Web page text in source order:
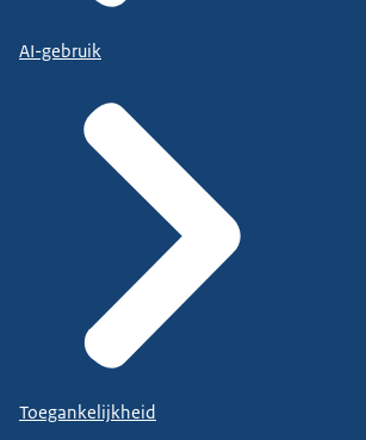
AI-gebruik
Toegankelijkheid